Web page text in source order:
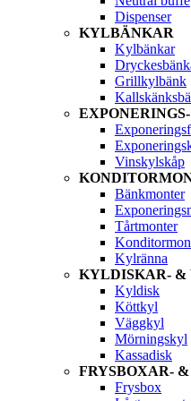
Dispenser
KYLBÄNKAR
Kylbänkar
Grillkylbänk
Vinskylskåp
Bänkmonter
Tårtmonter
Kylränna
KYLDISKAR- &
Kyldisk
Köttkyl
Väggkyl
Mörningskyl
Kassadisk
FRYSBOXAR-
Frysbox